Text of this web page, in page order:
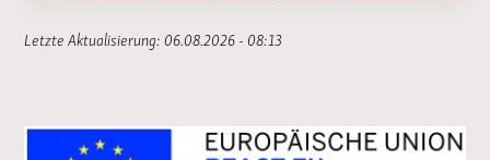
Letzte Aktualisierung: 06.08.2026 - 08:13